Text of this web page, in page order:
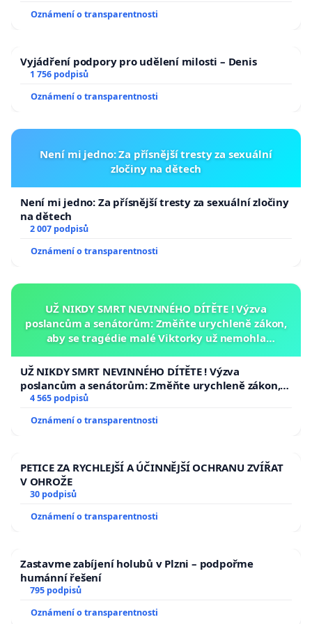
Oznámení o transparentnosti
Vyjádření podpory pro udělení milosti – Denis
1 756 podpisů
Oznámení o transparentnosti
Není mi jedno: Za přísnější tresty za sexuální
zločiny na dětech
Není mi jedno: Za přísnější tresty za sexuální zločiny
na dětech
2 007 podpisů
Oznámení o transparentnosti
UŽ NIKDY SMRT NEVINNÉHO DÍTĚTE ! Výzva
poslancům a senátorům: Změňte urychleně zákon,
aby se tragédie malé Viktorky už nemohla
UŽ NIKDY SMRT NEVINNÉHO DÍTĚTE ! Výzva
poslancům a senátorům: Změňte urychleně zákon,
aby se tragédie malé Viktorky už nemohla opakovat!
4 565 podpisů
Oznámení o transparentnosti
PETICE ZA RYCHLEJŠÍ A ÚČINNĚJŠÍ OCHRANU ZVÍŘAT
V OHROŽE
30 podpisů
Oznámení o transparentnosti
Zastavme zabíjení holubů v Plzni – podpořme
humánní řešení
795 podpisů
Oznámení o transparentnosti